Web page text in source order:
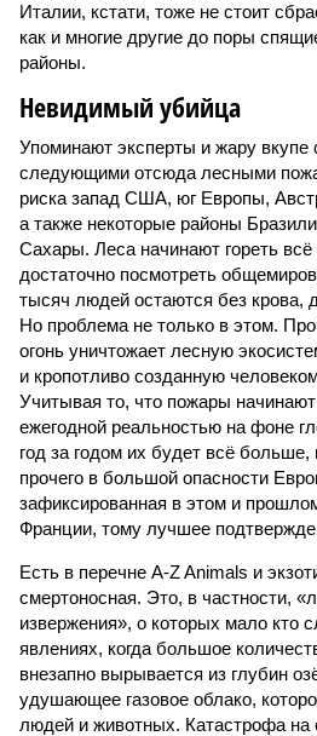
Италии, кстати, тоже не стоит
как и многие другие до поры
районы.
Невидимый убийца
Упоминают эксперты и жару вкупе
следующими отсюда лесными
риска запад США, юг Европы,
а также некоторые районы
Сахары. Леса начинают гореть
достаточно посмотреть
тысяч людей остаются без крова,
Но проблема не только в этом.
огонь уничтожает лесную
и кропотливо созданную
Учитывая то, что пожары
ежегодной реальностью на фоне
год за годом их будет всё
прочего в большой опасности
зафиксированная в этом и
Франции, тому лучшее
Есть в перечне A-Z Animals и
смертоносная. Это, в частности,
извержения», о которых мало кто
явлениях, когда большое
внезапно вырывается из глубин
удушающее газовое облако,
людей и животных. Катастрофа на